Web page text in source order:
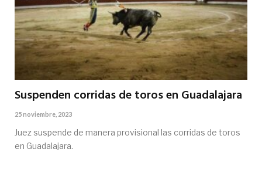
Suspenden corridas de toros en Guadalajara
25 noviembre, 2023
Juez suspende de manera provisional las corridas de toros
en Guadalajara.